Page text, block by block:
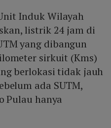
Induk Wilayah
listrik 24 jam di
yang dibangun
sirkuit (Kms)
berlokasi tidak jauh
ada SUTM,
Pulau hanya